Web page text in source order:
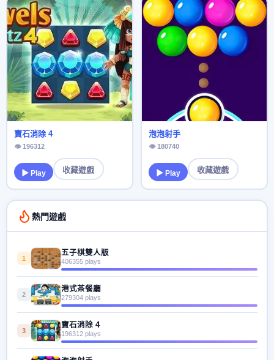
寶石消除 4
👁 196312
▶ Play 收藏遊戲
泡泡射手
👁 180740
▶ Play 收藏遊戲
熱門遊戲
1
五子棋雙人版
406355 plays
2
港式茶餐廳
279304 plays
3
寶石消除 4
196312 plays